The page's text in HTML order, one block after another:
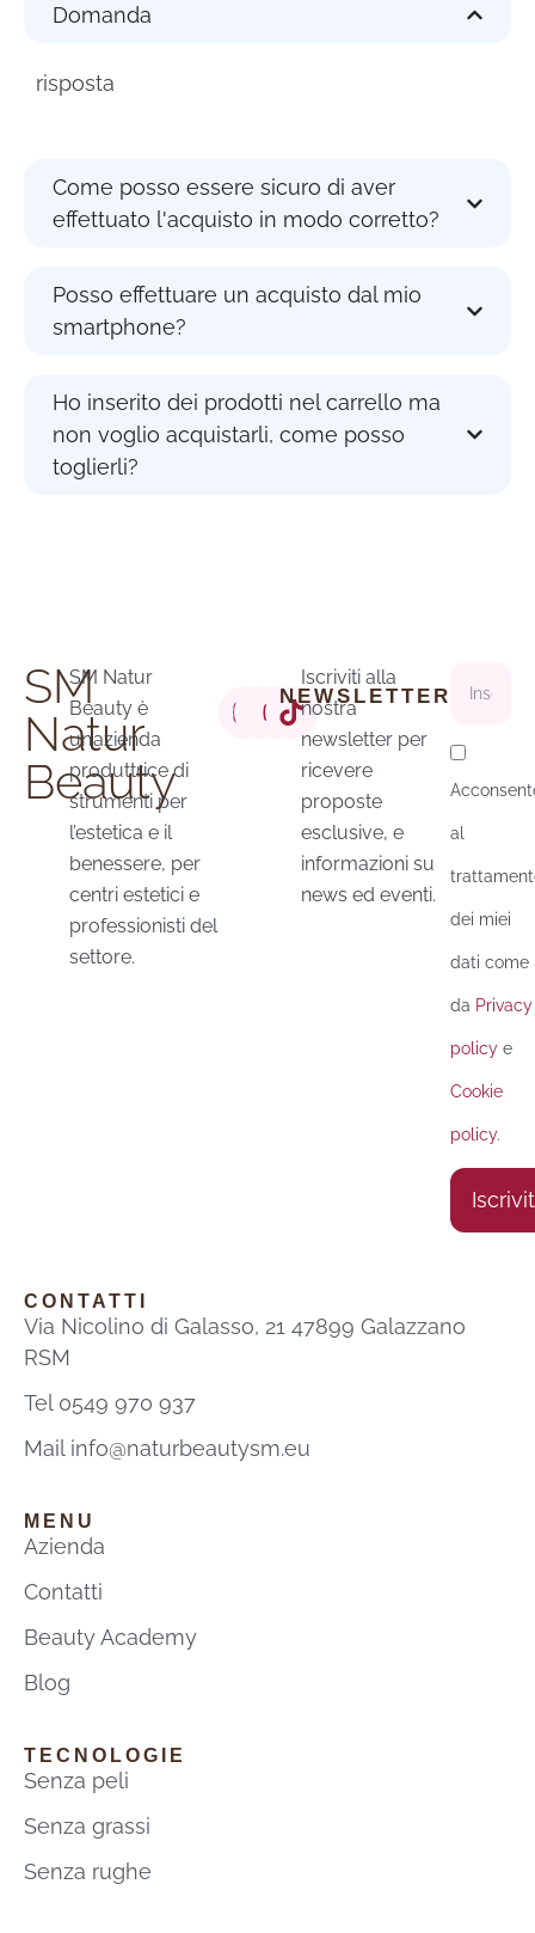
Domanda
risposta
Come posso essere sicuro di aver
effettuato l'acquisto in modo corretto?
Posso effettuare un acquisto dal mio
smartphone?
Ho inserito dei prodotti nel carrello ma
non voglio acquistarli, come posso
toglierli?
SM
Natur
Beauty
SM Natur
Beauty è
un’azienda
produttrice di
strumenti per
l’estetica e il
benessere, per
centri estetici e
professionisti del
settore.
NEWSLETTER
Iscriviti alla
nostra
newsletter per
ricevere
proposte
esclusive, e
informazioni su
news ed eventi.
al
dei miei
dati come
da Privacy
policy e
Cookie
policy.
CONTATTI
Via Nicolino di Galasso, 21 47899 Galazzano
RSM
Tel 0549 970 937
Mail info@naturbeautysm.eu
MENU
Azienda
Contatti
Beauty Academy
Blog
TECNOLOGIE
Senza peli
Senza grassi
Senza rughe